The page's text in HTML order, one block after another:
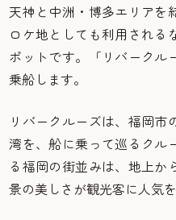
天神と中洲・博多エリアを
ロケ地としても利用される
ポットです。「リバークル
乗船します。
リバークルーズは、福岡市
湾を、船に乗って巡るクル
る福岡の街並みは、地上か
景の美しさが観光客に人気